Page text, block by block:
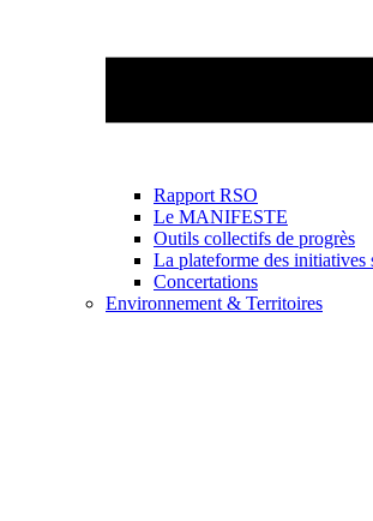
Rapport RSO
Le MANIFESTE
Outils collectifs de progrès
La plateforme des initiatives
Concertations
Environnement & Territoires